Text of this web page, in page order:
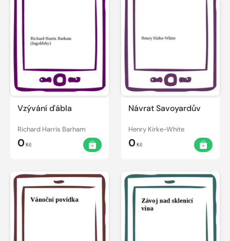
Vzývání ďábla
Richard Harris Barham
0Kč
Návrat Savoyardův
Henry Kirke-White
0Kč